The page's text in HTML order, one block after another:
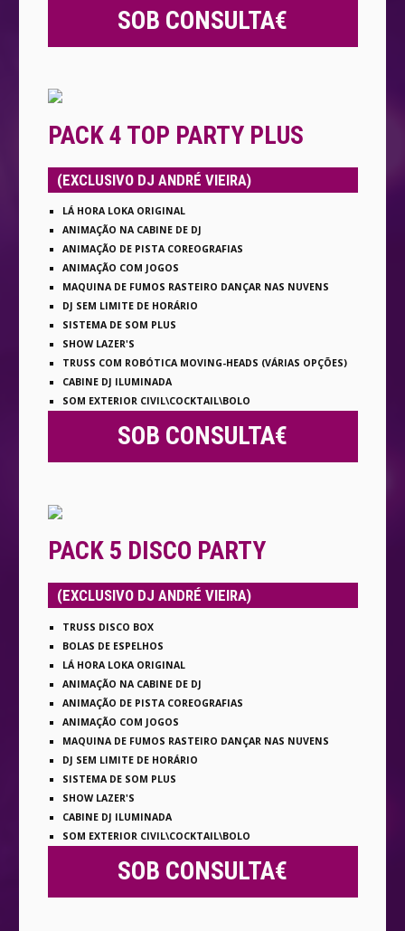
SOB CONSULTA€
PACK 4 TOP PARTY PLUS
(EXCLUSIVO DJ ANDRÉ VIEIRA)
LÁ HORA LOKA ORIGINAL
ANIMAÇÃO NA CABINE DE DJ
ANIMAÇÃO DE PISTA COREOGRAFIAS
ANIMAÇÃO COM JOGOS
MAQUINA DE FUMOS RASTEIRO DANÇAR NAS NUVENS
DJ SEM LIMITE DE HORÁRIO
SISTEMA DE SOM PLUS
SHOW LAZER'S
TRUSS COM ROBÓTICA MOVING-HEADS (VÁRIAS OPÇÕES)
CABINE DJ ILUMINADA
SOM EXTERIOR CIVIL\COCKTAIL\BOLO
SOB CONSULTA€
PACK 5 DISCO PARTY
(EXCLUSIVO DJ ANDRÉ VIEIRA)
TRUSS DISCO BOX
BOLAS DE ESPELHOS
LÁ HORA LOKA ORIGINAL
ANIMAÇÃO NA CABINE DE DJ
ANIMAÇÃO DE PISTA COREOGRAFIAS
ANIMAÇÃO COM JOGOS
MAQUINA DE FUMOS RASTEIRO DANÇAR NAS NUVENS
DJ SEM LIMITE DE HORÁRIO
SISTEMA DE SOM PLUS
SHOW LAZER'S
CABINE DJ ILUMINADA
SOM EXTERIOR CIVIL\COCKTAIL\BOLO
SOB CONSULTA€